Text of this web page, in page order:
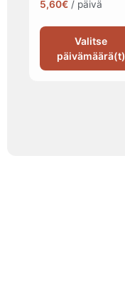
5,60€ / päivä
Valitse
päivämäärä(t)